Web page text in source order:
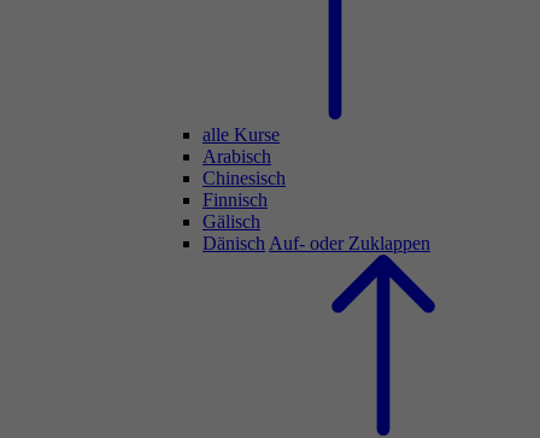
alle Kurse
Arabisch
Chinesisch
Finnisch
Gälisch
Dänisch Auf- oder Zuklappen